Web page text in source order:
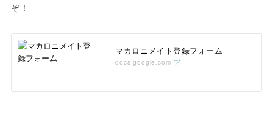
ぞ！
マカロニメイト登録フォーム
docs.google.com